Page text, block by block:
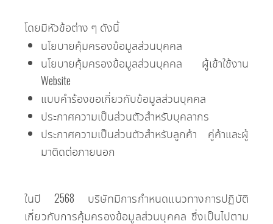
โดยมีหัวข้อต่าง ๆ ดังนี้
นโยบายคุ้มครองข้อมูลส่วนบุคคล
นโยบายคุ้มครองข้อมูลส่วนบุคคล ผู้เข้าใช้งาน
Website
แบบคำร้องขอเกี่ยวกับข้อมูลส่วนบุคคล
ประกาศความเป็นส่วนตัวสำหรับบุคลากร
ประกาศความเป็นส่วนตัวสำหรับลูกค้า คู่ค้าและผู้
มาติดต่อภายนอก
ในปี 2568 บริษัทมีการกำหนดแนวทางการปฏิบัติ
เกี่ยวกับการคุ้มครองข้อมูลส่วนบุคคล ซึ่งเป็นไปตาม